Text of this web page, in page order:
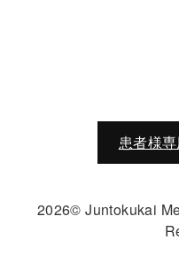
患者様
2026© Juntokukai